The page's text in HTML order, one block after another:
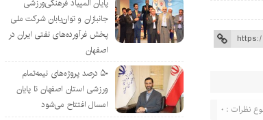
نظرات : 0
پایان المپیاد فرهنگی‌ورزشی
جانبازان و توان‌یابان شرکت ملی
پخش فرآورده‌های نفتی ایران در
اصفهان
۵۰ درصد پروژه‌های نیمه‌تمام
ورزشی استان اصفهان تا پایان
امسال افتتاح می‌شود